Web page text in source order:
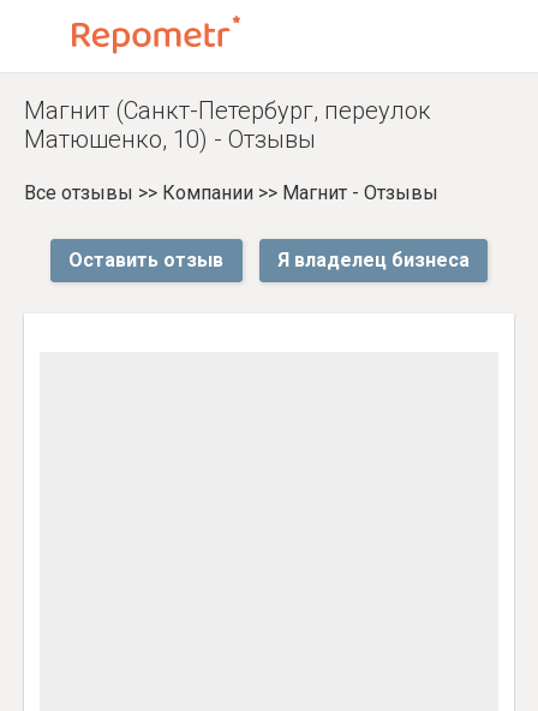
Магнит (Санкт-Петербург, переулок
Матюшенко, 10) - Отзывы
Все отзывы >> Компании >> Магнит - Отзывы
Оставить отзыв Я владелец бизнеса